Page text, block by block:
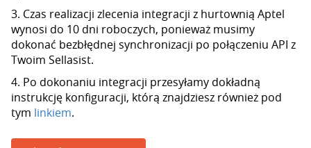
3. Czas realizacji zlecenia integracji z hurtownią Aptel
wynosi do 10 dni roboczych, ponieważ musimy
dokonać bezbłędnej synchronizacji po połączeniu API z
Twoim Sellasist.
4. Po dokonaniu integracji przesyłamy dokładną
instrukcję konfiguracji, którą znajdziesz również pod
tym linkiem.